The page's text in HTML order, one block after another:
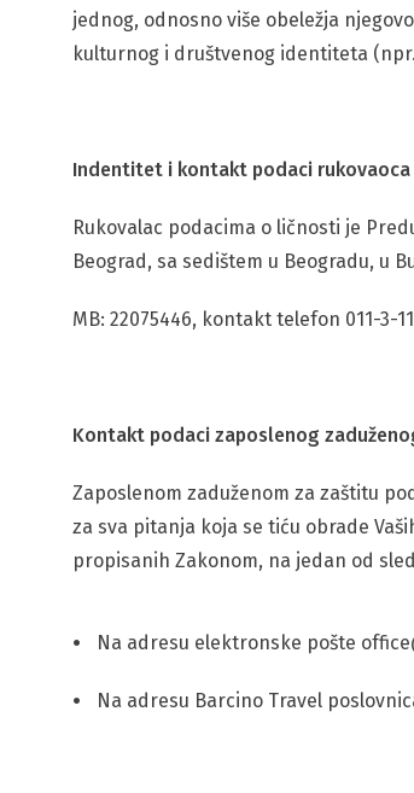
jednog, odnosno više obeležja
kulturnog i društvenog identiteta
Indentitet i kontakt podaci
Rukovalac podacima o ličnosti je
Beograd, sa sedištem u Beogradu, u
MB: 22075446, kontakt telefon 011-3-
Kontakt podaci zaposlenog
Zaposlenom zaduženom za zaštitu
za sva pitanja koja se tiću obrade
propisanih Zakonom, na jedan od
Na adresu elektronske pošte
Na adresu Barcino Travel